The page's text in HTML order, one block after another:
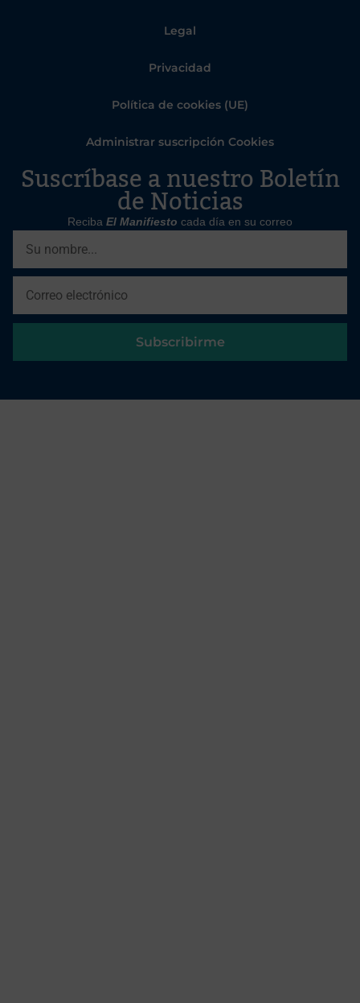
Legal
Privacidad
Política de cookies (UE)
Administrar suscripción Cookies
Suscríbase a nuestro Boletín
de Noticias
Reciba El Manifiesto cada día en su correo
Subscribirme